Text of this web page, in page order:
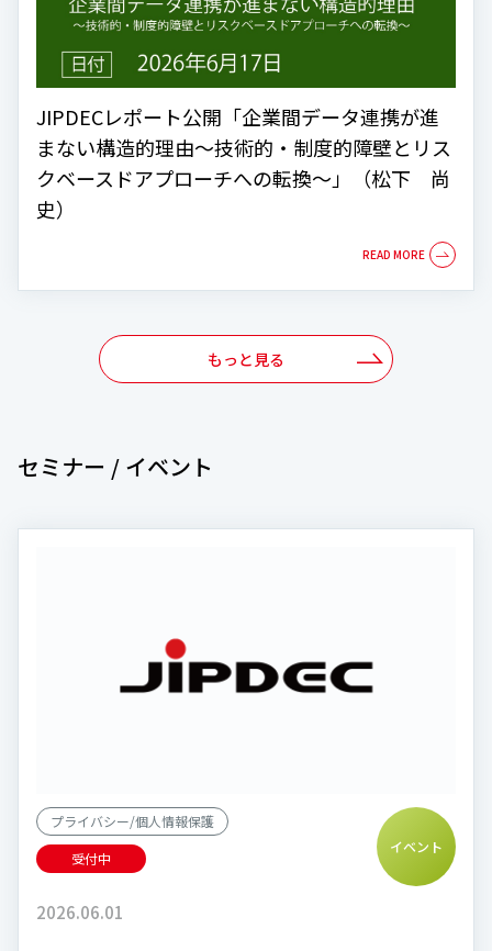
JIPDECレポート公開「企業間データ連携が進
まない構造的理由～技術的・制度的障壁とリス
クベースドアプローチへの転換～」（松下 尚
史）
もっと見る
セミナー / イベント
プライバシー/個人情報保護
受付中
イベント
2026.06.01